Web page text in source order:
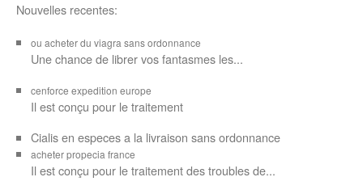
Nouvelles recentes:
ou acheter du viagra sans ordonnance
Une chance de librer vosfantasmes les...
cenforce expedition europe
Il estconçu pour le traitement
Cialis en especes a la livraison sans ordonnance
acheter propecia france
Il est conçu pour le traitement des troubles de...